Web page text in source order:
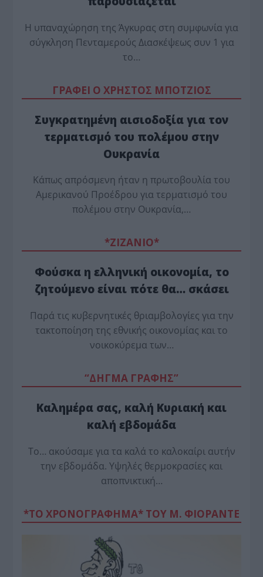
Η υπαναχώρηση της Άγκυρας στη συμφωνία για
σύγκληση Πενταμερούς Διασκέψεως συν 1 για
το…
ΓΡΑΦΕΙ Ο ΧΡΗΣΤΟΣ ΜΠΟΤΖΙΟΣ
Συγκρατημένη αισιοδοξία για τον
τερματισμό του πολέμου στην
Ουκρανία
Κάπως απρόσμενη ήταν η πρωτοβουλία του
Αμερικανού Προέδρου για τερματισμό του
πολέμου στην Ουκρανία,…
*ZΙΖΑΝΙΟ*
Φούσκα η ελληνική οικονομία, το
ζητούμενο είναι πότε θα… σκάσει
Παρά τις κυβερνητικές θριαμβολογίες για την
τακτοποίηση της εθνικής οικονομίας και το
νοικοκύρεμα των…
“ΔΗΓΜΑ ΓΡΑΦΗΣ”
Καλημέρα σας, καλή Κυριακή και
καλή εβδομάδα
Το… ακούσαμε για τα καλά το καλοκαίρι αυτήν
την εβδομάδα. Υψηλές θερμοκρασίες και
αποπνικτική…
*ΤΟ ΧΡΟΝΟΓΡΑΦΗΜΑ* ΤΟΥ Μ. ΦΙΟΡΆΝΤΕ